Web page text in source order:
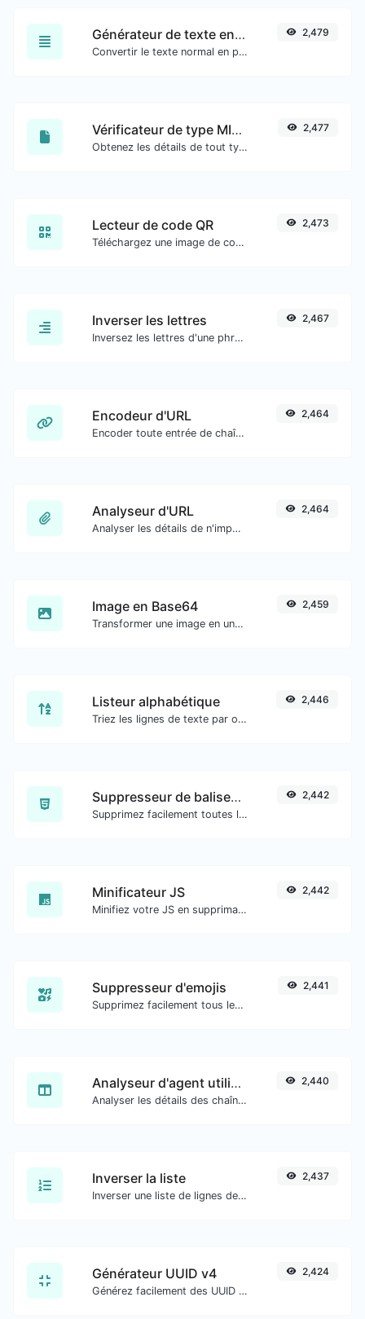
Générateur de texte en cursive
Convertir le texte normal en police cursive.
2,479
Vérificateur de type MIME de fichier
Obtenez les détails de tout type de fichier, tels que le type MIME ou la date de dernière modification.
2,477
Lecteur de code QR
Téléchargez une image de code QR et extrayez les données.
2,473
Inverser les lettres
Inversez les lettres d'une phrase ou d'un paragraphe donné avec facilité.
2,467
Encodeur d'URL
Encoder toute entrée de chaîne au format URL.
2,464
Analyseur d'URL
Analyser les détails de n'importe quelle URL.
2,464
Image en Base64
Transformer une image en une chaîne Base64.
2,459
Listeur alphabétique
Triez les lignes de texte par ordre alphabétique (A-Z ou Z-A) facilement.
2,446
Suppresseur de balises HTML
Supprimez facilement toutes les balises HTML d'un bloc de texte.
2,442
Minificateur JS
Minifiez votre JS en supprimant tous les caractères inutiles.
2,442
Suppresseur d'emojis
Supprimez facilement tous les emojis de n'importe quel texte.
2,441
Analyseur d'agent utilisateur
Analyser les détails des chaînes d'agent utilisateur.
2,440
Inverser la liste
Inverser une liste de lignes de texte données.
2,437
Générateur UUID v4
Générez facilement des UUID v4 (Identifiant unique universel) avec l'aide de notre outil.
2,424